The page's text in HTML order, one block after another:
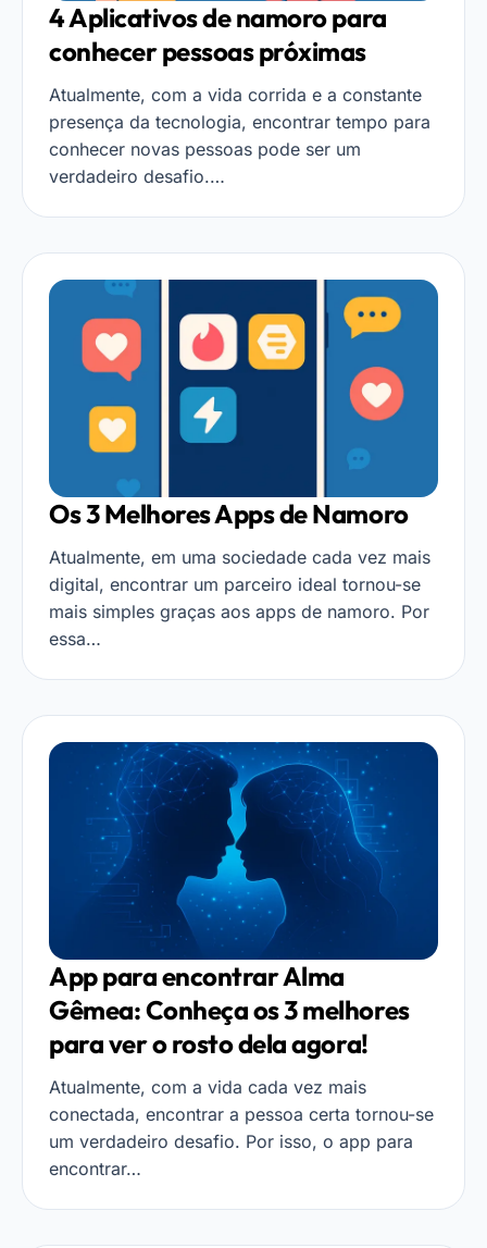
4 Aplicativos de namoro para
conhecer pessoas próximas
Atualmente, com a vida corrida e a constante
presença da tecnologia, encontrar tempo para
conhecer novas pessoas pode ser um
verdadeiro desafio.…
Os 3 Melhores Apps de Namoro
Atualmente, em uma sociedade cada vez mais
digital, encontrar um parceiro ideal tornou-se
mais simples graças aos apps de namoro. Por
essa…
App para encontrar Alma
Gêmea: Conheça os 3 melhores
para ver o rosto dela agora!
Atualmente, com a vida cada vez mais
conectada, encontrar a pessoa certa tornou-se
um verdadeiro desafio. Por isso, o app para
encontrar…